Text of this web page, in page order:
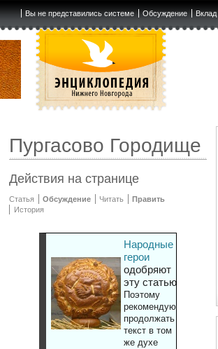
Вы не представились системе Обсуждение Вклад
Пургасово Городище
Действия на странице
Статья Обсуждение Читать
Править
История
Народные
герои
одобряют
эту статью
Поэтому
рекомендуют
продолжать
текст в том
же духе